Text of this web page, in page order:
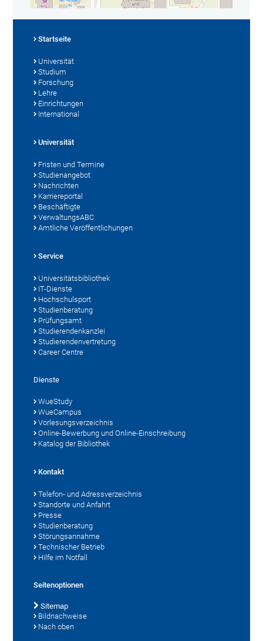
Startseite
Universität
Studium
Forschung
Lehre
Einrichtungen
International
Universität
Fristen und Termine
Studienangebot
Nachrichten
Karriereportal
Beschäftigte
VerwaltungsABC
Amtliche Veröffentlichungen
Service
Universitätsbibliothek
IT-Dienste
Hochschulsport
Studienberatung
Prüfungsamt
Studierendenkanzlei
Studierendenvertretung
Career Centre
Dienste
WueStudy
WueCampus
Vorlesungsverzeichnis
Online-Bewerbung und Online-Einschreibung
Katalog der Bibliothek
Kontakt
Telefon- und Adressverzeichnis
Standorte und Anfahrt
Presse
Studienberatung
Störungsannahme
Technischer Betrieb
Hilfe im Notfall
Seitenoptionen
Sitemap
Bildnachweise
Nach oben